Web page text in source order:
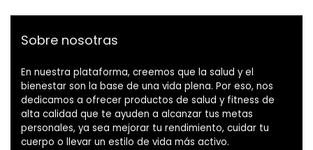
Sobre nosotras
En nuestra plataforma, creemos que la salud y el
bienestar son la base de una vida plena. Por eso, nos
dedicamos a ofrecer productos de salud y fitness de
alta calidad que te ayuden a alcanzar tus metas
personales, ya sea mejorar tu rendimiento, cuidar tu
cuerpo o llevar un estilo de vida más activo.